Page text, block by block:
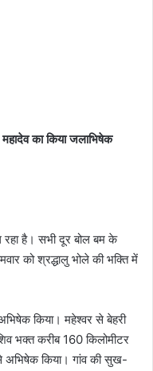
का किया जलाभिषेक
रहा है। सभी दूर बोल बम के
को श्रद्धालु भोले की भक्ति में
किया। महेश्वर से बेहरी
भक्त करीब 160 किलोमीटर
अभिषेक किया। गांव की सुख-